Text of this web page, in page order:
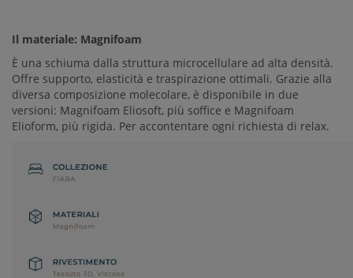
Il materiale: Magnifoam
È una schiuma dalla struttura microcellulare ad alta densità.
Offre supporto, elasticità e traspirazione ottimali. Grazie alla
diversa composizione molecolare, è disponibile in due
versioni: Magnifoam Eliosoft, più soffice e Magnifoam
Elioform, più rigida. Per accontentare ogni richiesta di relax.